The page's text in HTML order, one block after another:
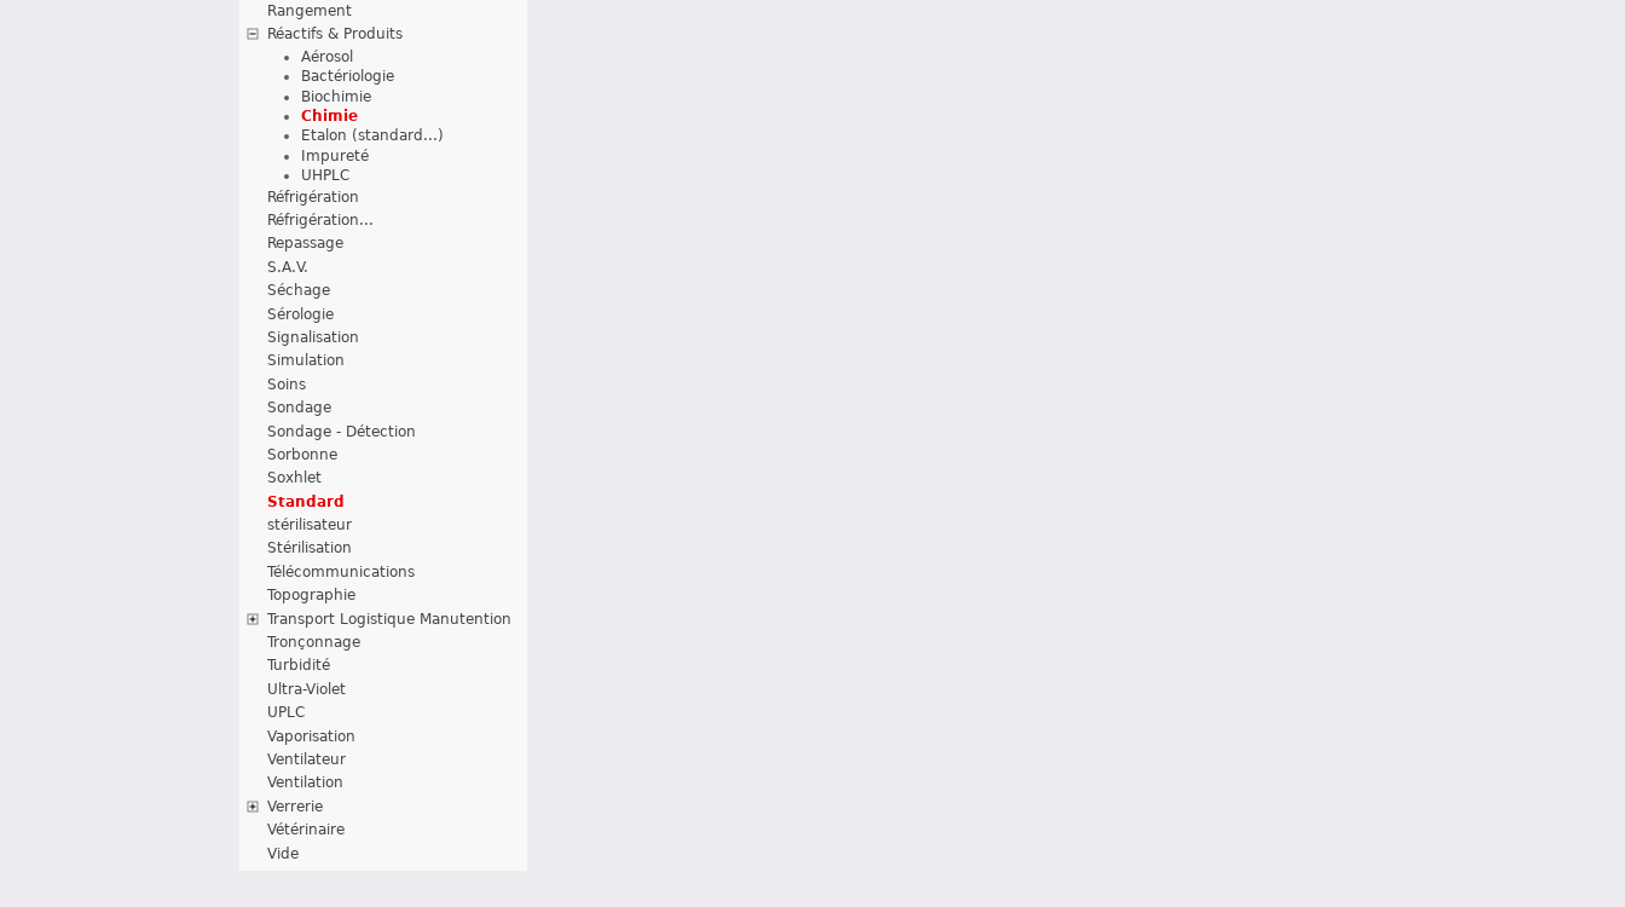
Rangement
Réactifs & Produits
Aérosol
Bactériologie
Biochimie
Chimie
Etalon (standard...)
Impureté
UHPLC
Réfrigération
Réfrigération...
Repassage
S.A.V.
Séchage
Sérologie
Signalisation
Simulation
Soins
Sondage
Sondage - Détection
Sorbonne
Soxhlet
Standard
stérilisateur
Stérilisation
Télécommunications
Topographie
Transport Logistique Manutention
Tronçonnage
Turbidité
Ultra-Violet
UPLC
Vaporisation
Ventilateur
Ventilation
Verrerie
Vétérinaire
Vide